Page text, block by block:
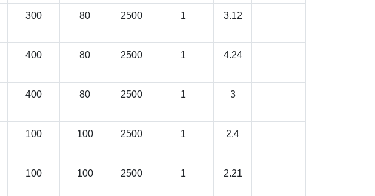
300 80 2500 1 3.12
400 80 2500 1 4.24
400 80 2500 1 3
100 100 2500 1 2.4
100 100 2500 1 2.21